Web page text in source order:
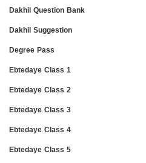
Dakhil Question Bank
Dakhil Suggestion
Degree Pass
Ebtedaye Class 1
Ebtedaye Class 2
Ebtedaye Class 3
Ebtedaye Class 4
Ebtedaye Class 5